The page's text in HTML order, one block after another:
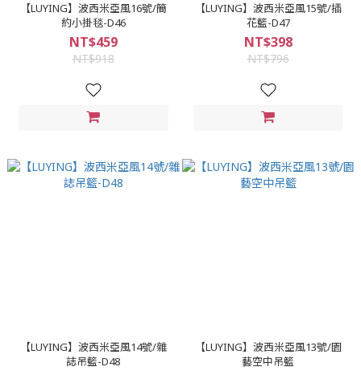
【LUYING】波西米亞風16號/簡
約小掛毯-D46
NT$459
NT$918
【LUYING】波西米亞風15號/插
花籃-D47
NT$398
NT$796
【LUYING】波西米亞風14號/雜
誌吊籃-D48
【LUYING】波西米亞風13號/園
藝空中吊籃